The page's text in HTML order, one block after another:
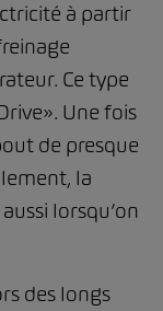
à partir
Ce type
Une fois
de presque
la
lorsqu’on
des longs